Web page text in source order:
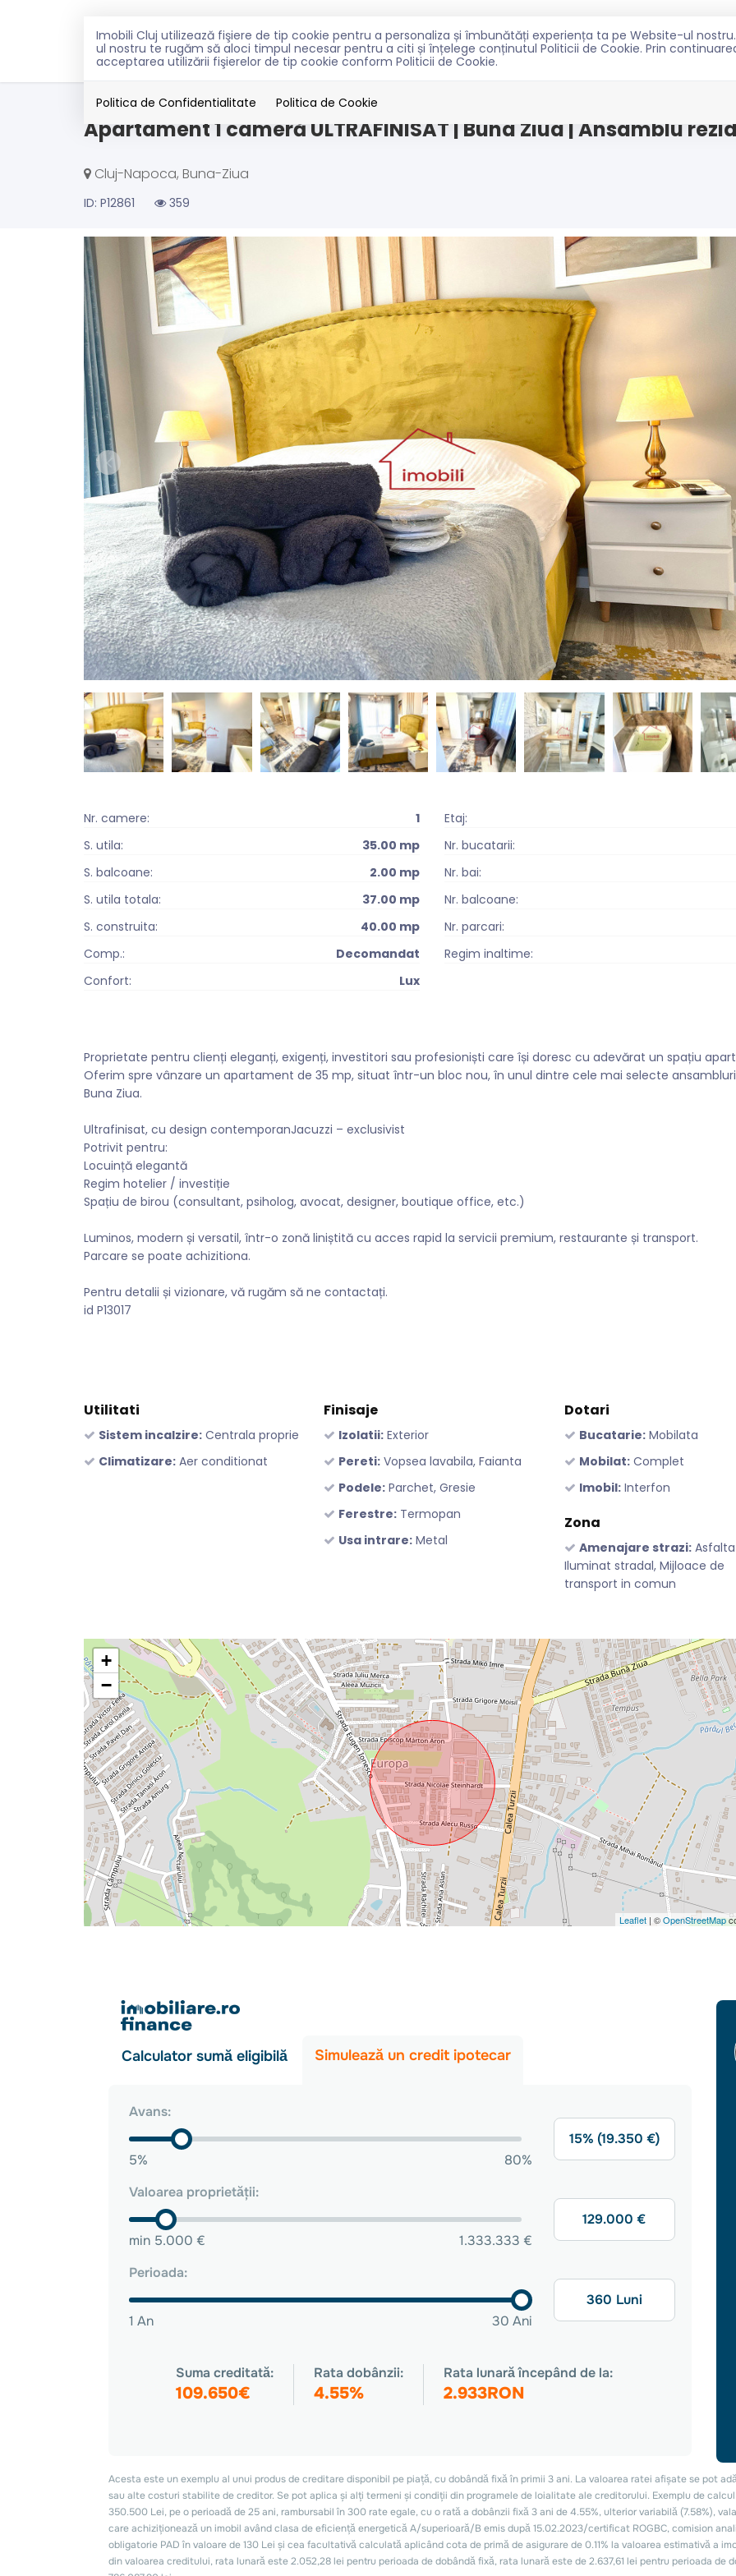
Imobili Cluj utilizează fişiere de tip cookie pentru a personaliza și îmbunătăți experiența ta pe Website-ul
ul nostru te rugăm să aloci timpul necesar pentru a citi și înțelege conținutul Politicii de Cookie. Prin
acceptarea utilizării fişierelor de tip cookie conform Politicii de Cookie.
Politica de Confidentialitate Politica de Cookie
VANZARI INCHIRIERI PENTRU CUMPARATORI PENTRU PROPRIETARI NOUTATI
Vanzare Apartamente Cluj-Napoca Buna-Ziua
Apartament 1 cameră ULTRAFINISAT | Buna Ziua | Ansamblu
Cluj-Napoca, Buna-Ziua
ID: P12861 359
Nr. camere:
1
S. utila:
35.00 mp
S. balcoane:
2.00 mp
S. utila totala:
37.00 mp
S. construita:
40.00 mp
Comp.:
Decomandat
Confort:
Lux
Etaj:
Nr. bucatarii:
Nr. bai:
Nr. balcoane:
Nr. parcari:
Regim inaltime:
Proprietate pentru clienți eleganți, exigenți, investitori sau profesioniști care își doresc cu adevărat un spațiu
Oferim spre vânzare un apartament de 35 mp, situat într-un bloc nou, în unul dintre cele mai selecte
Buna Ziua.
Ultrafinisat, cu design contemporanJacuzzi – exclusivist
Potrivit pentru:
Locuință elegantă
Regim hotelier / investiție
Spațiu de birou (consultant, psiholog, avocat, designer, boutique office, etc.)
Luminos, modern și versatil, într-o zonă liniștită cu acces rapid la servicii premium, restaurante și transport.
Parcare se poate achizitiona.
Pentru detalii și vizionare, vă rugăm să ne contactați.
id P13017
Utilitati
Sistem incalzire: Centrala proprie
Climatizare: Aer conditionat
Finisaje
Izolatii: Exterior
Pereti: Vopsea lavabila, Faianta
Podele: Parchet, Gresie
Ferestre: Termopan
Usa intrare: Metal
Dotari
Bucatarie:Mobilata
Mobilat:Complet
Imobil:Interfon
Zona
Amenajare strazi:
Iluminat stradal, Mijloace de
transport in comun
+
−
Leaflet| ©OpenStreetMap